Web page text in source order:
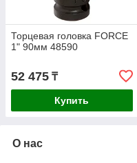
Торцевая головка FORCE
1" 90мм 48590
52 475 ₸
Купить
О нас